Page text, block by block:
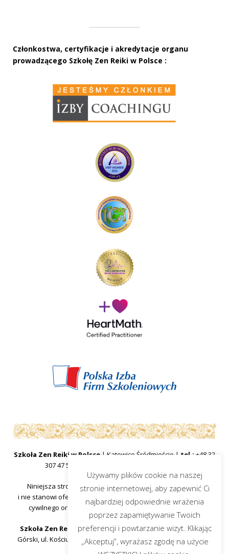
Członkostwa, certyfikacje i akredytacje organu
prowadzącego Szkołę Zen Reiki w Polsce :
Szkoła Zen Reiki w Polsce | Katowice Śródmieście | tel.: +48 32
307 47 57
Niniejsza strona internetowa ma charakter informacyjny
i nie stanowi oferty handlowej w rozumieniu art.66 §1 kodeksu
cywilnego oraz innych właściwych przepisów prawnych.
Szkoła Zen Reiki w Polsce, organ prowadzący Piotr Dacjusz
Górski, ul. Kościuszki 25, 40-048 Katowice, województwo śląskie
Używamy plików cookie na naszej
stronie internetowej, aby zapewnić Ci
najbardziej odpowiednie wrażenia
poprzez zapamiętywanie Twoich
preferencji i powtarzanie wizyt. Klikając
„Akceptuj”, wyrażasz zgodę na użycie